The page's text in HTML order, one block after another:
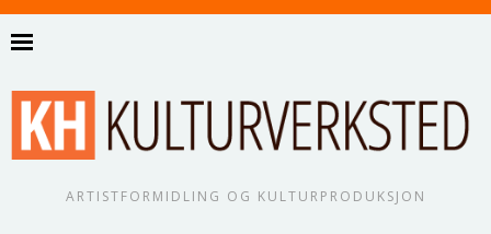
ARTISTFORMIDLING OG KULTURPRODUKSJON